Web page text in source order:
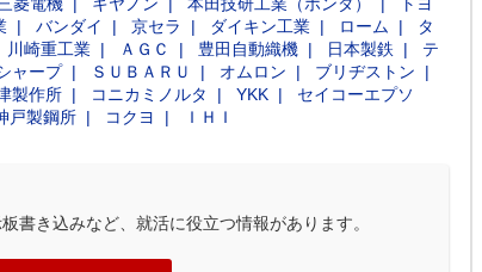
バンダイ 京セラ ダイキン工業 ローム
タ
川崎重工業 ＡＧＣ 豊田自動織機 日本製鉄
テ
ャープ ＳＵＢＡＲＵ オムロン
ブリヂストン
製作所 コニカミノルタ YKK
セイコーエプソ
戸製鋼所 コクヨ ＩＨＩ
書き込みなど、就活に役立つ情報があります。